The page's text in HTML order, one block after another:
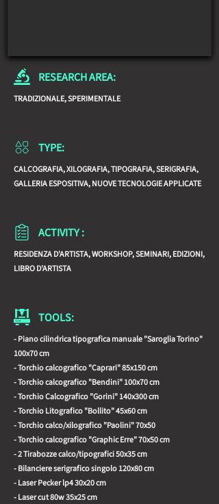
Nangeroni, Salvatore Provino, Raffaella Ravelli,
Pino Reggiani, Carlo Venturi.
RESEARCH AREA:
TRADIZIONALE, SPERIMENTALE
TYPE:
CALCOGRAFIA, XILOGRAFIA, TIPOGRAFIA, SERIGRAFIA,
GALLERIA ESPOSITIVA, NUOVE TECNOLOGIE APPLICATE
ACTIVITY :
RESIDENZA D'ARTISTA, WORKSHOP, SEMINARI, EDIZIONI,
LIBRO D'ARTISTA
TOOLS:
- Piano cilindrica tipografica manuale "Saroglia Torino"
100x70 cm
- Torchio calcografico "Caprari" 85x150 cm
- Torchio calcografico "Bendini" 100x70 cm
- Torchio Calcografico "Gorini" 140x300 cm
- Torchio Litografico "Bollito" 45x60 cm
- Torchio calco/xilografico "Paolini" 70x50
- Torchio calcografico "Graphic Erre" 70x50 cm
- 2 Tirabozze calco/tipografici 50x35 cm
- Bilanciere serigrafico singolo 120x80 cm
- Laser Pecker lp4 30x20 cm
- Laser cut 80w 35x25 cm